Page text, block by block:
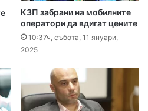
КЗП забрани на мобилните
оператори да вдигат цените
10:37ч, събота, 11 януари,
2025